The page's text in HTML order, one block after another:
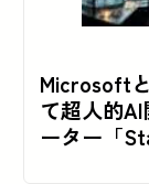
Microsoft
て超人的
ーター「